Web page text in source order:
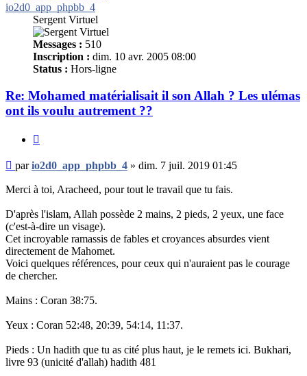
io2d0_app_phpbb_4
Sergent Virtuel
Messages : 510
Inscription : dim. 10 avr. 2005 08:00
Status : Hors-ligne
Re: Mohamed matérialisait il son Allah ? Les ulémas
ont ils voulu autrement ??
Message
non
lu
pario2d0_app_phpbb_4 » dim. 7 juil. 2019 01:45
Merci à toi, Aracheed, pour tout le travail que tu fais.
D'après l'islam, Allah possède 2 mains, 2 pieds, 2 yeux, une face
(c'est-à-dire un visage).
Cet incroyable ramassis de fables et croyances absurdes vient
directement de Mahomet.
Voici quelques références, pour ceux qui n'auraient pas le courage
de chercher.
Mains : Coran 38:75.
Yeux : Coran 52:48, 20:39, 54:14, 11:37.
Pieds : Un hadith que tu as cité plus haut, je le remets ici. Bukhari,
livre 93 (unicité d'allah) hadith 481